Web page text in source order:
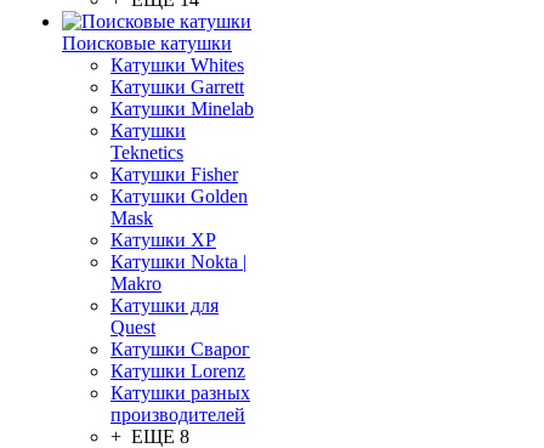
Поисковые катушки
Катушки Whites
Катушки Garrett
Катушки Minelab
Катушки
Teknetics
Катушки Fisher
Катушки Golden
Mask
Катушки XP
Катушки Nokta |
Makro
Катушки для
Quest
Катушки Сварог
Катушки Lorenz
Катушки разных
производителей
+ ЕЩЕ 8